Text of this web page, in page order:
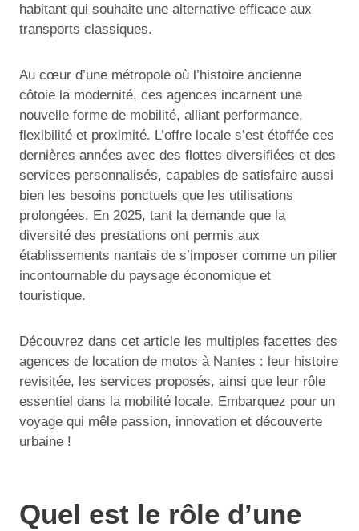
habitant qui souhaite une alternative efficace aux
transports classiques.
Au cœur d’une métropole où l’histoire ancienne
côtoie la modernité, ces agences incarnent une
nouvelle forme de mobilité, alliant performance,
flexibilité et proximité. L’offre locale s’est étoffée ces
dernières années avec des flottes diversifiées et des
services personnalisés, capables de satisfaire aussi
bien les besoins ponctuels que les utilisations
prolongées. En 2025, tant la demande que la
diversité des prestations ont permis aux
établissements nantais de s’imposer comme un pilier
incontournable du paysage économique et
touristique.
Découvrez dans cet article les multiples facettes des
agences de location de motos à Nantes : leur histoire
revisitée, les services proposés, ainsi que leur rôle
essentiel dans la mobilité locale. Embarquez pour un
voyage qui mêle passion, innovation et découverte
urbaine !
Quel est le rôle d’une